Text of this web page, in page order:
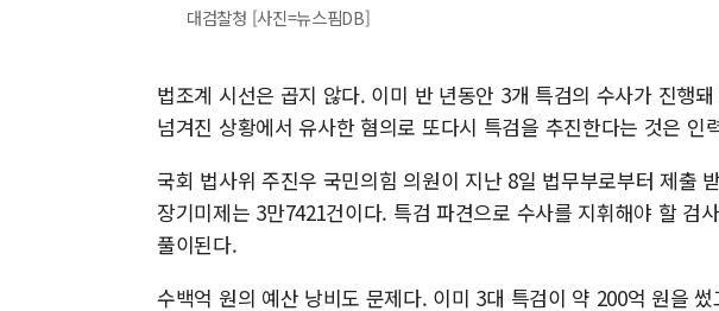
대검찰청 [사진=뉴스핌DB]
법조계 시선은 곱지 않다. 이미 반 년동안 3개 특검의 수사가 진행
넘겨진 상황에서 유사한 혐의로 또다시 특검을 추진한다는 것은 인
국회 법사위 주진우 국민의힘 의원이 지난 8일 법무부로부터 제출
장기미제는 3만7421건이다. 특검 파견으로 수사를 지휘해야 할 검
풀이된다.
수백억 원의 예산 낭비도 문제다. 이미 3대 특검이 약 200억 원을